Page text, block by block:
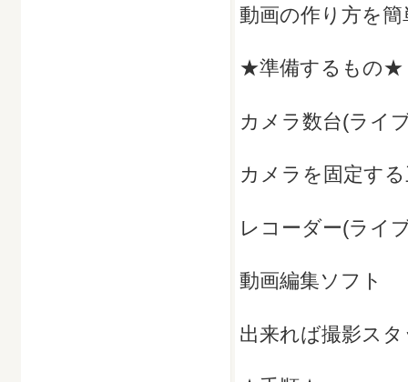
動画の作り方を
★準備するもの★
カメラ数台(ライ
カメラを固定す
レコーダー(ライ
動画編集ソフト
出来れば撮影ス